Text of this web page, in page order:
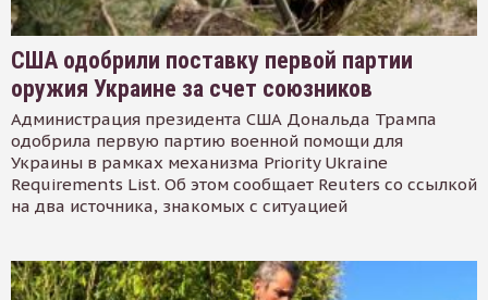
США одобрили поставку первой партии
оружия Украине за счет союзников
Администрация президента США Дональда Трампа
одобрила первую партию военной помощи для
Украины в рамках механизма Priority Ukraine
Requirements List. Об этом сообщает Reuters со ссылкой
на два источника, знакомых с ситуацией